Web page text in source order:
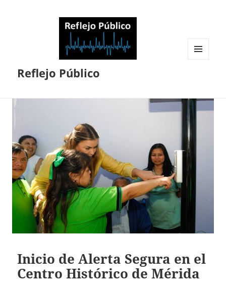
Reflejo Público
Inicio de Alerta Segura en el
Centro Histórico de Mérida